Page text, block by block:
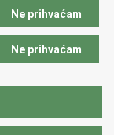
Ne prihvaćam
Ne prihvaćam